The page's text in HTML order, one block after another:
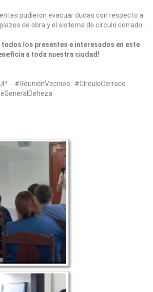
pudieron evacuar dudas con respecto a
de obra y el sistema de círculo cerrado .
todos los presentes e interesados en este
a toda nuestra ciudad!
#ReuniónVecinos #CírculoCerrado